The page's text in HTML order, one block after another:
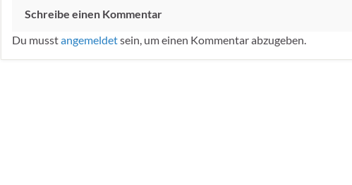
Schreibe einen Kommentar
Du musstangemeldetsein, um einen Kommentar abzugeben.